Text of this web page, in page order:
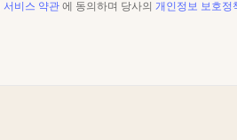
서비스 약관 에 동의하며 당사의 개인정보 보호정